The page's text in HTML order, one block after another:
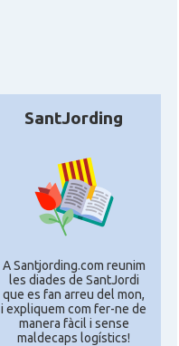
SantJording
A Santjording.com reunim
les diades de SantJordi
que es fan arreu del mon,
i expliquem com fer-ne de
manera fàcil i sense
maldecaps logí­stics!